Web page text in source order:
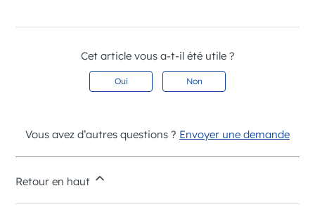
Cet article vous a-t-il été utile ?
Oui Non
Vous avez d’autres questions ? Envoyer une demande
Retour en haut